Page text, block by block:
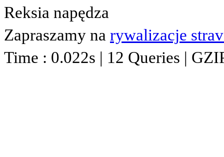
Reksia napędza
Zapraszamy na rywalizacje
Time : 0.022s | 12 Queries |